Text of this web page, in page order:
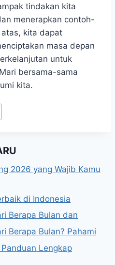
tindakan kita
menerapkan contoh-
kita dapat
masa depan
untuk
bersama-sama
kita.
2026 yang Wajib Kamu
di Indonesia
Berapa Bulan dan
Berapa Bulan? Pahami
Lengkap